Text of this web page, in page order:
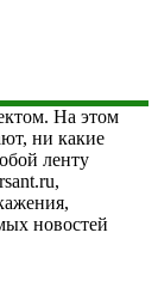
На этом
ни какие
ленту
новостей